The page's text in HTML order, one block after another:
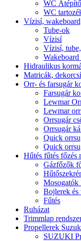
WC
WC
Vízisí,
Tube-ok
Vízisí
Vízisí,
Wakeboard
Hidraulikus
Matricák,
Orr- és farsugár
Farsugár
Lewmar
Lewmar
Orrsugár
Orrsugár
Quick
Quick
Hűtés fűtés főzés
Gázfőzők
Mosogatók
Bojlerek
Fűtés
Ruházat
Trimmlap
Propellerek
SUZUKI